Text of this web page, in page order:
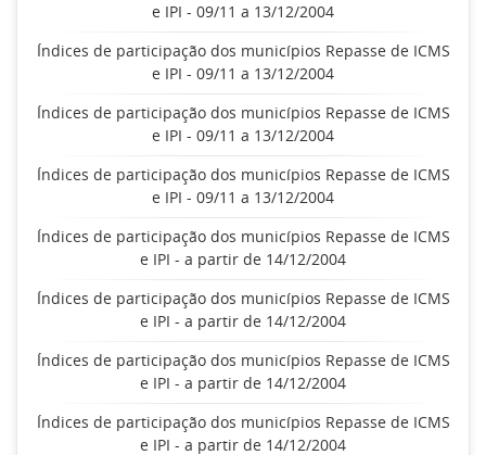
e IPI - 09/11 a 13/12/2004
Índices de participação dos municípios Repasse de ICMS
e IPI - 09/11 a 13/12/2004
Índices de participação dos municípios Repasse de ICMS
e IPI - 09/11 a 13/12/2004
Índices de participação dos municípios Repasse de ICMS
e IPI - 09/11 a 13/12/2004
Índices de participação dos municípios Repasse de ICMS
e IPI - a partir de 14/12/2004
Índices de participação dos municípios Repasse de ICMS
e IPI - a partir de 14/12/2004
Índices de participação dos municípios Repasse de ICMS
e IPI - a partir de 14/12/2004
Índices de participação dos municípios Repasse de ICMS
e IPI - a partir de 14/12/2004